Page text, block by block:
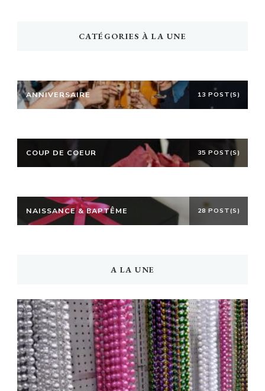
CATÉGORIES À LA UNE
ANNIVERSAIRE 13 POST(S)
COUP DE COEUR 35 POST(S)
NAISSANCE & BAPTÊME 28 POST(S)
A LA UNE